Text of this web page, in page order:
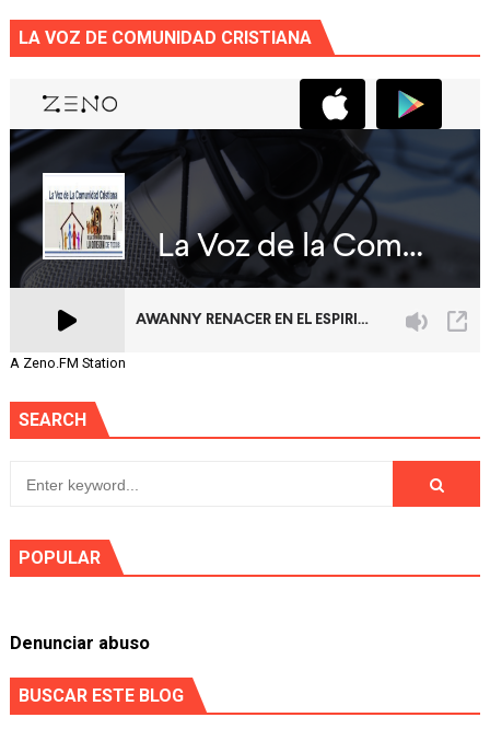
LA VOZ DE COMUNIDAD CRISTIANA
A Zeno.FM Station
SEARCH
POPULAR
Denunciar abuso
BUSCAR ESTE BLOG